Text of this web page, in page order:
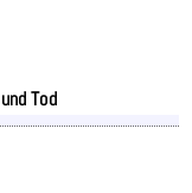
Tod